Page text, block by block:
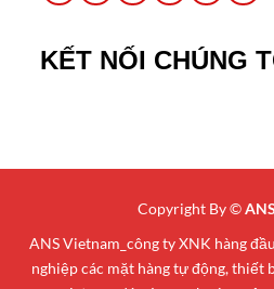
KẾT NỐI CHÚNG
Copyright By ©
ANS Vietnam_công ty XNK hàng
nghiệp các mặt hàng tự động, thiết